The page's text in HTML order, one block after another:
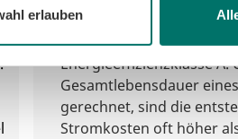
erlaubenAchten Sie beim Neukauf
Verbrauchsdaten bzw.
Energieeffizienzklasse A.
Gesamtlebensdauer
gerechnet, sind die
Stromkosten oft höher